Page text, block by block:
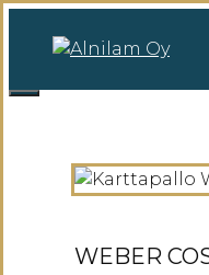
sisältöön
WEBER